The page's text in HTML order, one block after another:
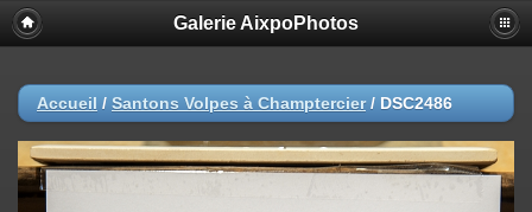
Galerie AixpoPhotos
Accueil / Santons Volpes à Champtercier/ DSC2486